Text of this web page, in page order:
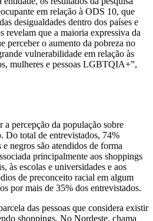
em relação à ODS 10, que
desigualdades dentro dos países e
revelam que a maioria expressiva da
perceber o aumento da pobreza no
vulnerabilidade em relação às
mulheres e pessoas LGBTQIA+”,
percepção da população sobre
Do total de entrevistados, 74%
negros são atendidos de forma
principalmente aos shoppings
às escolas e universidades e aos
de preconceito racial em algum
por mais de 35% dos entrevistados.
das pessoas que considera existir
shoppings. No Nordeste, chama